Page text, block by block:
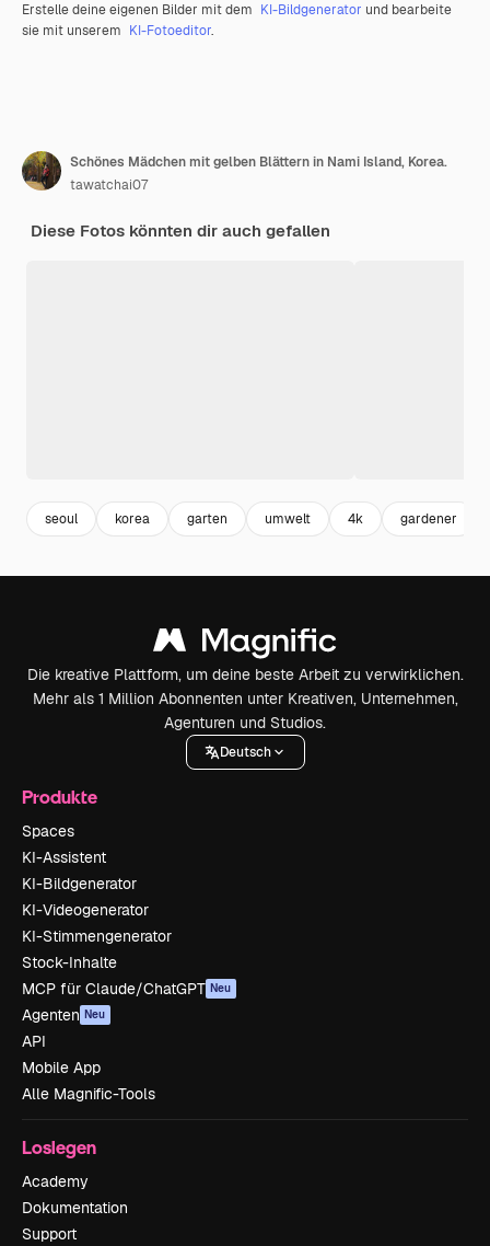
Erstelle deine eigenen Bilder mit dem KI-Bildgenerator und bearbeite
sie mit unserem KI-Fotoeditor.
Schönes Mädchen mit gelben Blättern in Nami Island, Korea.
tawatchai07
Diese Fotos könnten dir auch gefallen
seoul korea garten umwelt 4k gardener
Die kreative Plattform, um deine beste Arbeit zu verwirklichen.
Mehr als 1 Million Abonnenten unter Kreativen, Unternehmen,
Agenturen und Studios.
Deutsch
Produkte
Spaces
KI-Assistent
KI-Bildgenerator
KI-Videogenerator
KI-Stimmengenerator
Stock-Inhalte
MCP für Claude/ChatGPT Neu
Agenten Neu
API
Mobile App
Alle Magnific-Tools
Loslegen
Academy
Dokumentation
Support